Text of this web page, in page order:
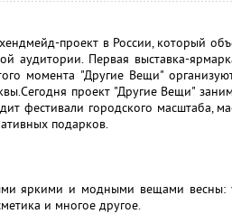
проект в России, который
аудитории. Первая выставка-
момента "Другие Вещи"
проект "Другие Вещи"
фестивали городского масштаба,
подарков.
яркими и модными вещами весны:
и многое другое.